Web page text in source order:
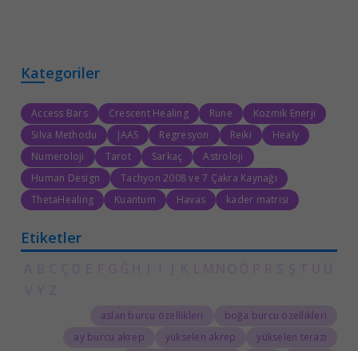
Kategoriler
Access Bars Crescent Healing Rune
Kozmik Enerji
Silva Methodu
JAAS Regresyon Reiki
Healy
Numeroloji
Tarot Sarkaç
Astroloji
Human Design
Tachyon 2008 ve 7 Çakra Kaynağı
ThetaHealing
Kuantum Havas kader matrisi
Etiketler
boğa burcu özellikleri
aslan burcu özellikleri
yükselen terazi
yükselen akrep
ay burcu akrep